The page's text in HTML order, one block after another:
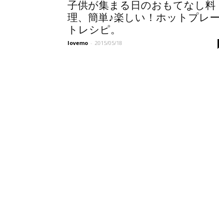
子供が集まる日のおもてなし料
理、簡単♪楽しい！ホットプレ
トレシピ。
lovemo - 2015/05/18